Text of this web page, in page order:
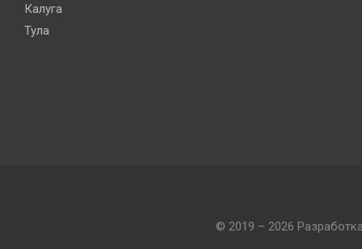
Калуга
Тула
© 2019 – 2026